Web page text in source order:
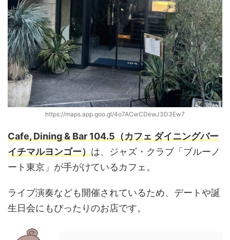
https://maps.app.goo.gl/4o7ACwCDewJ3D3Ew7
Cafe, Dining & Bar 104.5（カフェ ダイニングバー
イチマルヨンゴー）は、ジャズ・クラブ「ブルーノ
ート東京」が手がけているカフェ。
ライブ演奏なども開催されているため、デートや誕
生日会にもぴったりのお店です。